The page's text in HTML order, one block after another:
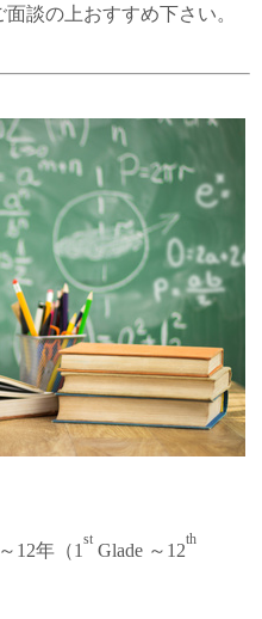
談の上おすすめ下さい。
12年（1
st
Glade ～12
th